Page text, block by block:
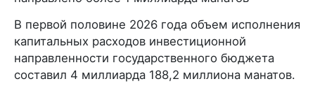
В первой половине 2026 года объем исполнения
капитальных расходов инвестиционной
направленности государственного бюджета
составил 4 миллиарда 188,2 миллиона манатов.